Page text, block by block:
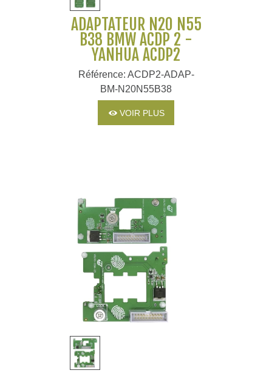
ADAPTATEUR N20 N55
B38 BMW ACDP 2 -
YANHUA ACDP2
Référence: ACDP2-ADAP-
BM-N20N55B38
VOIR PLUS